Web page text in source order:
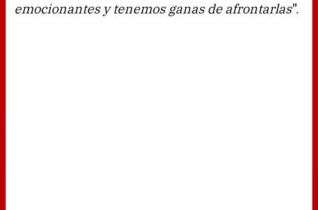
emocionantes y tenemos ganas de afrontarlas".